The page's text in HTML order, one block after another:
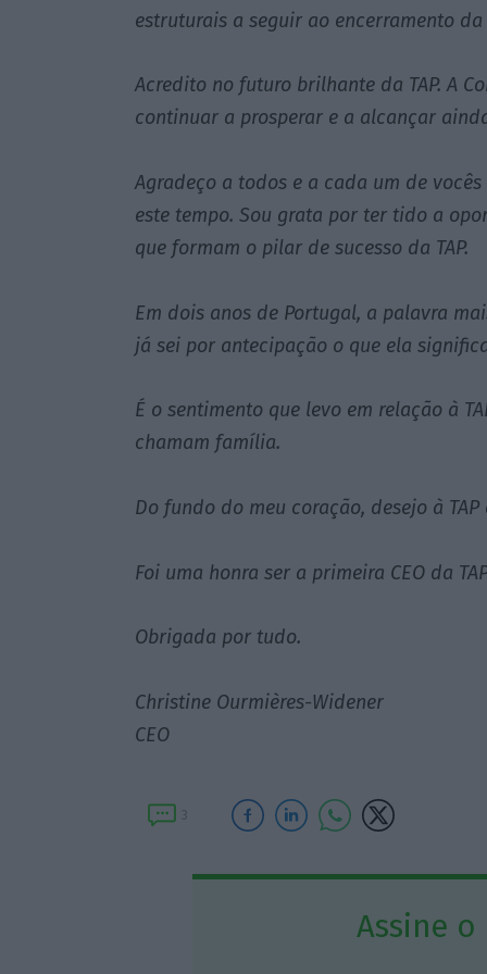
estruturais a seguir ao encerramento da
Acredito no futuro brilhante da TAP. A
continuar a prosperar e a alcançar
Agradeço a todos e a cada um de
este tempo. Sou grata por ter tido a
que formam o pilar de sucesso da TAP.
Em dois anos de Portugal, a palavra
já sei por antecipação o que ela
É o sentimento que levo em relação à
chamam família.
Do fundo do meu coração, desejo à
Foi uma honra ser a primeira CEO da
Obrigada por tudo.
Christine Ourmières-Widener
CEO
3
Assine o